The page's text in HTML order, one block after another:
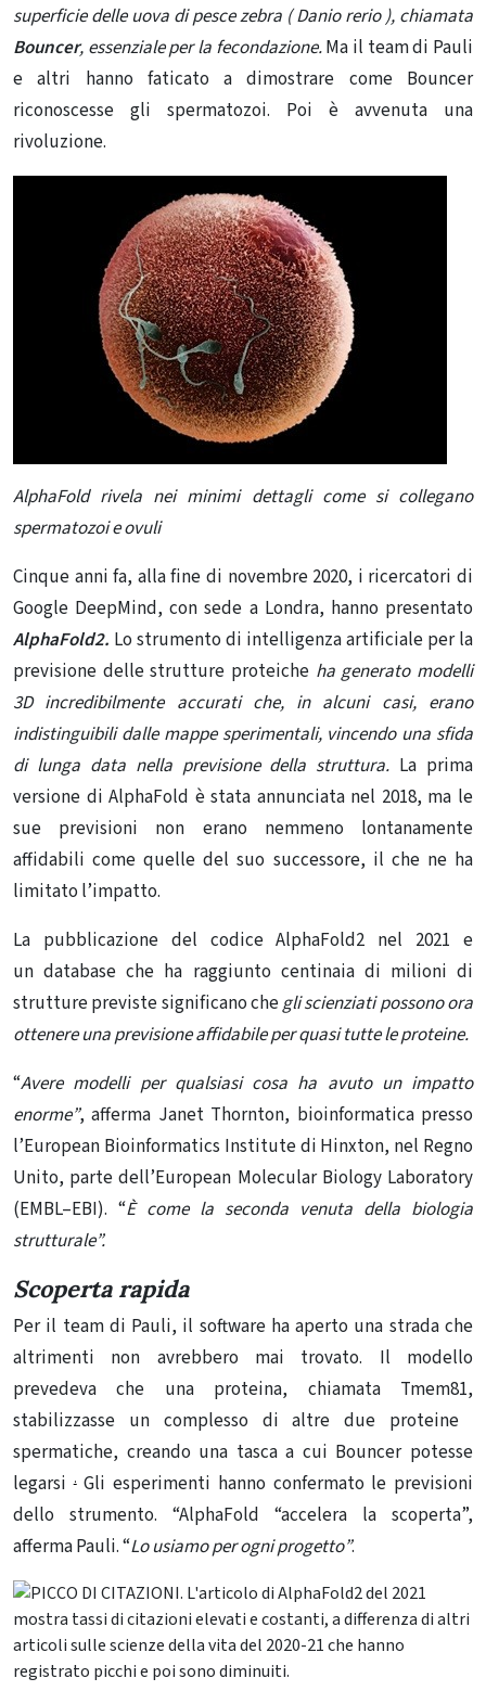
superficie delle uova di pesce zebra (Danio rerio), chiamata
Bouncer, essenziale per la fecondazione.Ma il team di Pauli
e altri hanno faticato a dimostrare come Bouncer
riconoscesse gli spermatozoi. Poi è avvenuta una
rivoluzione.
AlphaFold rivela nei minimi dettagli come si collegano
spermatozoi e ovuli
Cinque anni fa, alla fine di novembre 2020, i ricercatori di
Google DeepMind, con sede a Londra, hanno presentato
AlphaFold2. Lo strumento di intelligenza artificiale per la
previsione delle strutture proteiche ha generato modelli
3D incredibilmente accurati che, in alcuni casi, erano
indistinguibili dalle mappe sperimentali, vincendo una sfida
di lunga data nella previsione della struttura. La prima
versione di AlphaFold è stata annunciata nel 2018, ma le
sue previsioni non erano nemmeno lontanamente
affidabili come quelle del suo successore, il che ne ha
limitato l’impatto.
La pubblicazione del codice AlphaFold2 nel 2021 e
undatabase che ha raggiunto centinaia di milioni di
strutture previste significano chegli scienziati possono ora
ottenere una previsione affidabile perquasi tutte le proteine.
“Avere modelli per qualsiasi cosa ha avuto un impatto
enorme”, afferma Janet Thornton, bioinformatica presso
l’European Bioinformatics Institute di Hinxton, nel Regno
Unito, parte dell’European Molecular Biology Laboratory
(EMBL–EBI). “È come la seconda venuta della biologia
strutturale”.
Scoperta rapida
Per il team di Pauli, il software ha aperto una strada che
altrimenti non avrebbero mai trovato. Il modello
prevedeva che una proteina, chiamata Tmem81,
stabilizzasse un complesso di altre due proteine ​​
spermatiche, creando una tasca a cui Bouncer potesse
legarsi.Gli esperimenti hanno confermato le previsioni
dello strumento. “AlphaFold “accelera la scoperta”,
afferma Pauli. “Lo usiamo per ogni progetto”.